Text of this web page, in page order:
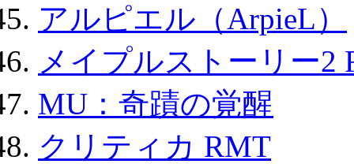
アルピエル（ArpieL）
メイプルストーリー2
MU：奇蹟の覚醒
クリティカ RMT